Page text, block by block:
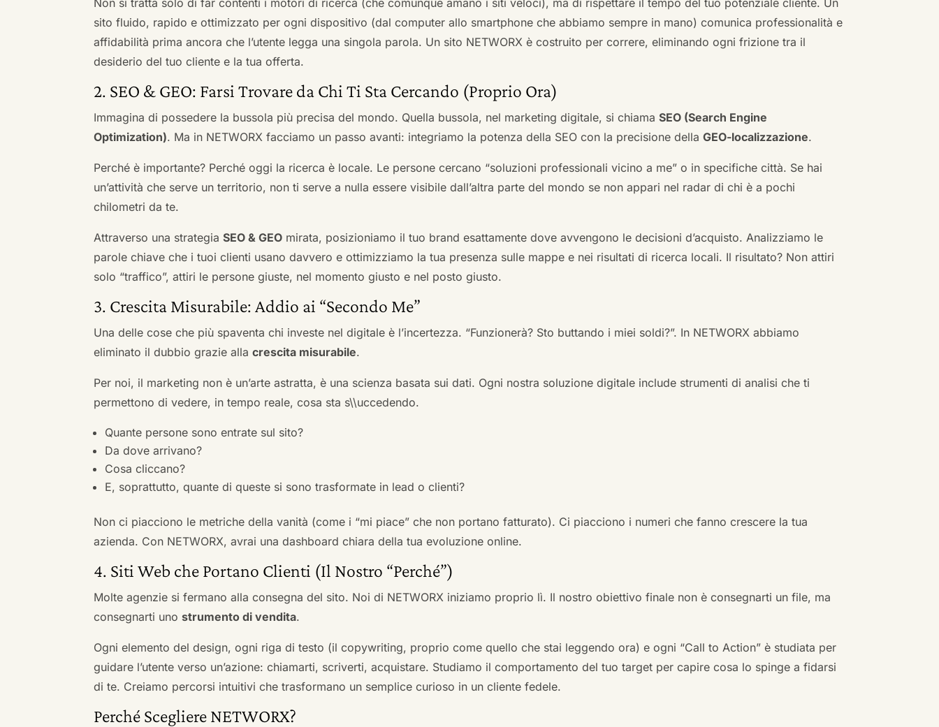
sito fluido, rapido e ottimizzato per ogni dispositivo (dal computer allo smartphone che abbiamo sempre in mano) comunica professionalità e
affidabilità prima ancora che l’utente legga una singola parola. Un sito NETWORX è costruito per correre, eliminando ogni frizione tra il
desiderio del tuo cliente e la tua offerta.
2. SEO & GEO: Farsi Trovare da Chi Ti Sta Cercando (Proprio Ora)
Immagina di possedere la bussola più precisa del mondo. Quella bussola, nel marketing digitale, si chiamaSEO (Search Engine
Optimization). Ma in NETWORX facciamo un passo avanti: integriamo la potenza della SEO con la precisione dellaGEO-localizzazione.
Perché è importante? Perché oggi la ricerca è locale. Le persone cercano “soluzioni professionali vicino a me” o in specifiche città. Se hai
un’attività che serve un territorio, non ti serve a nulla essere visibile dall’altra parte del mondo se non appari nel radar di chi è a pochi
chilometri da te.
Attraverso una strategiaSEO & GEO mirata, posizioniamo il tuo brand esattamente dove avvengono le decisioni d’acquisto. Analizziamo le
parole chiave che i tuoi clienti usano davvero e ottimizziamo la tua presenza sulle mappe e nei risultati di ricerca locali. Il risultato? Non attiri
solo “traffico”, attiri le persone giuste, nel momento giusto e nel posto giusto.
3. Crescita Misurabile: Addio ai “Secondo Me”
Una delle cose che più spaventa chi investe nel digitale è l’incertezza. “Funzionerà? Sto buttando i miei soldi?”. In NETWORX abbiamo
eliminato il dubbio grazie allacrescita misurabile.
Per noi, il marketing non è un’arte astratta, è una scienza basata sui dati. Ogni nostra soluzione digitale include strumenti di analisi che ti
permettono di vedere, in tempo reale, cosa sta s\\uccedendo.
Quante persone sono entrate sul sito?
Da dove arrivano?
Cosa cliccano?
E, soprattutto, quante di queste si sono trasformate in lead o clienti?
Non ci piacciono le metriche della vanità (come i “mi piace” che non portano fatturato). Ci piacciono i numeri che fanno crescere la tua
azienda. Con NETWORX, avrai una dashboard chiara della tua evoluzione online.
4. Siti Web che Portano Clienti (Il Nostro “Perché”)
Molte agenzie si fermano alla consegna del sito. Noi di NETWORX iniziamo proprio lì. Il nostro obiettivo finale non è consegnarti un file, ma
consegnarti unostrumento di vendita.
Ogni elemento del design, ogni riga di testo (il copywriting, proprio come quello che stai leggendo ora) e ogni “Call to Action” è studiata per
guidare l’utente verso un’azione: chiamarti, scriverti, acquistare. Studiamo il comportamento del tuo target per capire cosa lo spinge a fidarsi
di te. Creiamo percorsi intuitivi che trasformano un semplice curioso in un cliente fedele.
Perché Scegliere NETWORX?